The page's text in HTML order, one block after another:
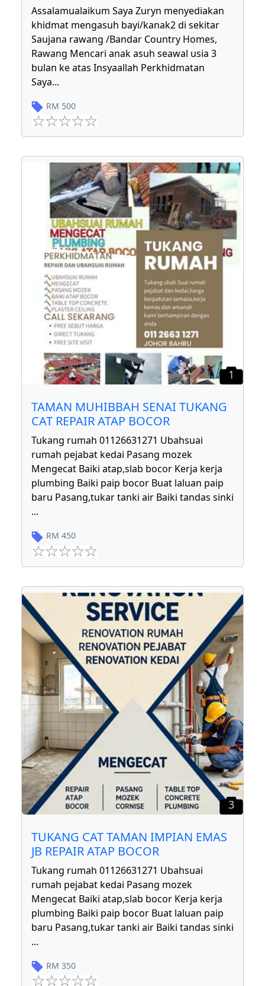
Assalamualaikum Saya Zuryn menyediakan
khidmat mengasuh bayi/kanak2 di sekitar
Saujana rawang /Bandar Country Homes,
Rawang Mencari anak asuh seawal usia 3
bulan ke atas Insyaallah Perkhidmatan
Saya...
RM 500
1
TAMAN MUHIBBAH SENAI TUKANG
CAT REPAIR ATAP BOCOR
Tukang rumah 01126631271 Ubahsuai
rumah pejabat kedai Pasang mozek
Mengecat Baiki atap,slab bocor Kerja kerja
plumbing Baiki paip bocor Buat laluan paip
baru Pasang,tukar tanki air Baiki tandas sinki
...
RM 450
3
TUKANG CAT TAMAN IMPIAN EMAS
JB REPAIR ATAP BOCOR
Tukang rumah 01126631271 Ubahsuai
rumah pejabat kedai Pasang mozek
Mengecat Baiki atap,slab bocor Kerja kerja
plumbing Baiki paip bocor Buat laluan paip
baru Pasang,tukar tanki air Baiki tandas sinki
...
RM 350